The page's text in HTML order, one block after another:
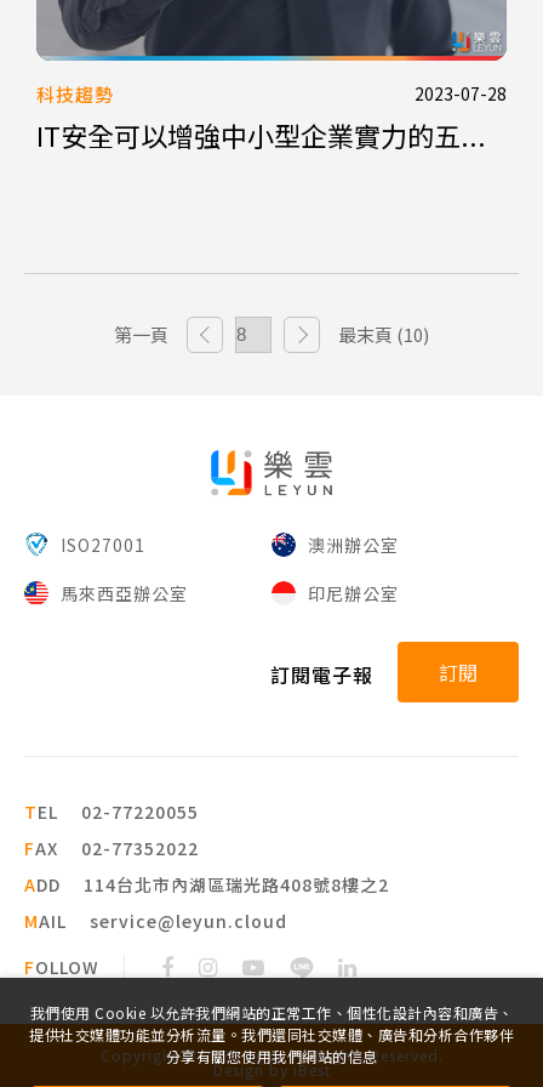
科技趨勢 2023-07-28
IT安全可以增強中小型企業實力的五...
第一頁 最末頁 (10)
ISO27001
澳洲辦公室
馬來西亞辦公室
印尼辦公室
訂閱電子報 訂閱
TEL
02-77220055
FAX
02-77352022
ADD
114台北市內湖區瑞光路408號8樓之2
MAIL
service@leyun.cloud
FOLLOW
Copyright © 2026 leyun All Rights Reserved.
Design by iBest
我們使用 Cookie 以允許我們網站的正常工作、個性化設計內容和廣告、
提供社交媒體功能並分析流量。我們還同社交媒體、廣告和分析合作夥伴
分享有關您使用我們網站的信息